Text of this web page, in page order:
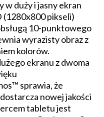
w duży i jasny ekran
(1280x800 pikseli)
10-punktowego
wyrazisty obraz z
kolorów.
ekranu z dwoma
sprawia, że
nowej jakości
tabletu jest